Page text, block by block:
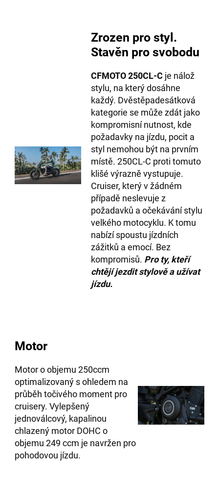
Zrozen pro styl.
Stavěn pro svobodu
CFMOTO 250CL-C je nálož
stylu, na který dosáhne
každý. Dvěstěpadesátková
kategorie se může zdát jako
kompromisní nutnost, kde
požadavky na jízdu, pocit a
styl nemohou být na prvním
místě. 250CL-C proti tomuto
klišé výrazně vystupuje.
Cruiser, který v žádném
případě neslevuje z
požadavků a očekávání stylu
velkého motocyklu. K tomu
nabízí spoustu jízdních
zážitků a emocí. Bez
kompromisů. Pro ty, kteří
chtějí jezdit stylově a užívat
jízdu.
Motor
Motor o objemu 250ccm
optimalizovaný s ohledem na
průběh točivého moment pro
cruisery. Vylepšený
jednoválcový, kapalinou
chlazený motor DOHC o
objemu 249 ccm je navržen pro
pohodovou jízdu.